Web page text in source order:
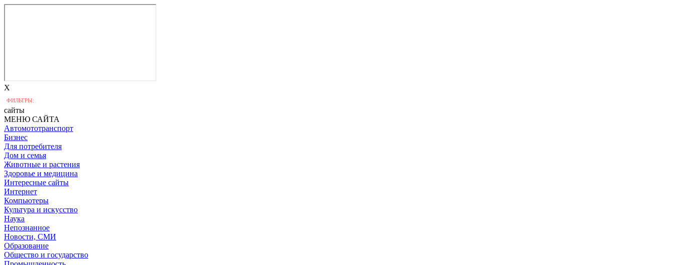
X
ФИЛЬТРЫ:
сайты
МЕНЮ САЙТА
Автомототранспорт
Бизнес
Для потребителя
Дом и семья
Животные и растения
Здоровье и медицина
Интересные сайты
Интернет
Компьютеры
Культура и искусство
Наука
Непознанное
Новости, СМИ
Образование
Общество и государство